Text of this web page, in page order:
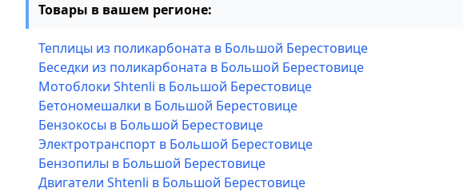
Товары в вашем регионе:
Теплицы из поликарбоната в Большой Берестовице
Беседки из поликарбоната в Большой Берестовице
Мотоблоки Shtenli в Большой Берестовице
Бетономешалки в Большой Берестовице
Бензокосы в Большой Берестовице
Электротранспорт в Большой Берестовице
Бензопилы в Большой Берестовице
Двигатели Shtenli в Большой Берестовице